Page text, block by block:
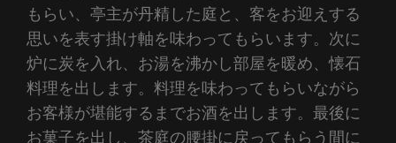
もらい、亭主が丹精した庭と、客をお迎えする
思いを表す掛け軸を味わってもらいます。次に
炉に炭を入れ、お湯を沸かし部屋を暖め、懐石
料理を出します。料理を味わってもらいながら
お客様が堪能するまでお酒を出します。最後に
お菓子を出し、茶庭の腰掛に戻ってもらう間に